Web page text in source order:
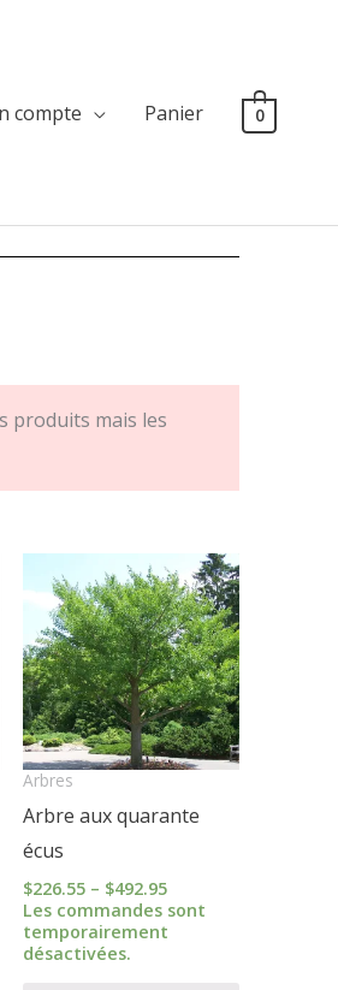
compte Panier 0
produits mais les
Arbres
Arbre aux quarante
écus
$226.55 – $492.95
Price
range:
$226.55
through
$492.95
Les commandes sont
temporairement
désactivées.